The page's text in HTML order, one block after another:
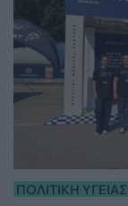
ΠΟΛΙΤΙΚΉ ΥΓΕΊΑΣ